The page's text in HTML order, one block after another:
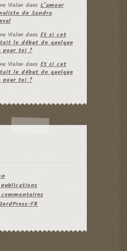
VialondansL’amour
de Sandra
VialondansEt si cet
le début de quelque
pour toi ?
VialondansEt si cet
le début de quelque
pour toi ?
FR